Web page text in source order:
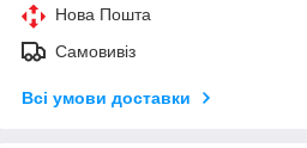
Нова Пошта
Самовивіз
Всі умови доставки